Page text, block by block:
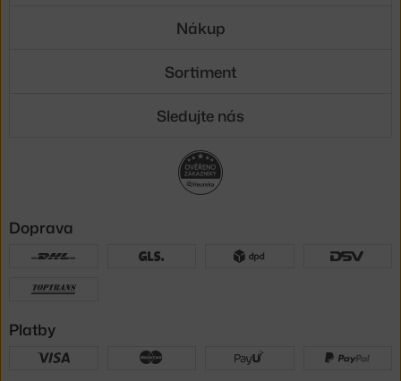
Nákup
Sortiment
Sledujte nás
Doprava
Platby